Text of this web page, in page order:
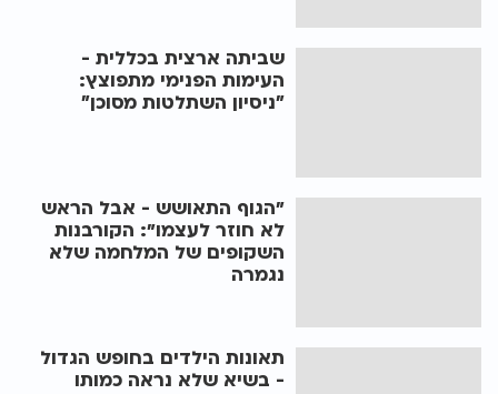
שביתה ארצית בכללית -
העימות הפנימי מתפוצץ:
״ניסיון השתלטות מסוכן״
"הגוף התאושש - אבל הראש
לא חוזר לעצמו": הקורבנות
השקופים של המלחמה שלא
נגמרה
תאונות הילדים בחופש הגדול
- בשיא שלא נראה כמותו